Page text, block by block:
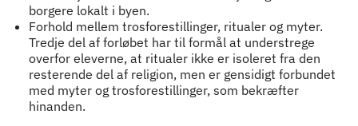
borgere lokalt i byen.
Forhold mellem trosforestillinger, ritualer og myter.
Tredje del af forløbet har til formål at understrege
overfor eleverne, at ritualer ikke er isoleret fra den
resterende del af religion, men er gensidigt forbundet
med myter og trosforestillinger, som bekræfter
hinanden.